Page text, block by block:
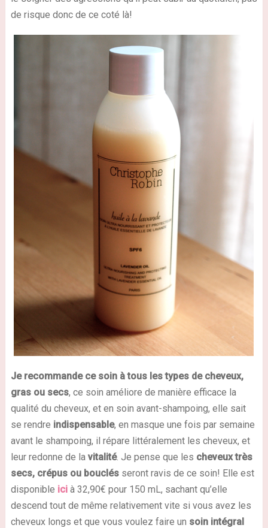
de risque donc de ce coté là!
Je recommande ce soin à tous les types de cheveux,
gras ou secs, ce soin améliore de manière efficace la
qualité du cheveux, et en soin avant-shampoing, elle sait
se rendre indispensable, en masque une fois par semaine
avant le shampoing, il répare littéralement les cheveux, et
leur redonne de lavitalité. Je pense que les cheveux très
secs, crépus ou bouclésseront ravis de ce soin! Elle est
disponible ici à 32,90€ pour 150 mL, sachant qu’elle
descend tout de même relativement vite si vous avez les
cheveux longs et que vous voulez faire un soin intégral